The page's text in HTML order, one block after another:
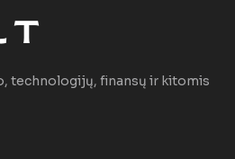
technologijų, finansų ir kitomis